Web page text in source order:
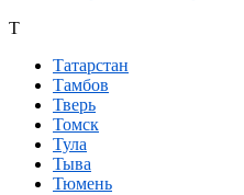
Т
Татарстан
Тамбов
Тверь
Томск
Тула
Тыва
Тюмень